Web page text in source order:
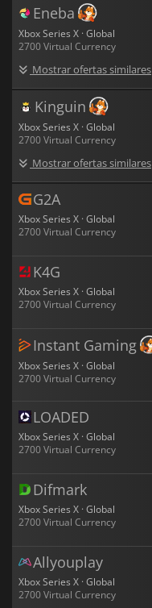
Eneba
Xbox Series X · Global
2700 Virtual Currency
Mostrar ofertas similares
Kinguin
Xbox Series X · Global
2700 Virtual Currency
Mostrar ofertas similares
G2A
Xbox Series X · Global
2700 Virtual Currency
K4G
Xbox Series X · Global
2700 Virtual Currency
Instant Gaming
Xbox Series X · Global
2700 Virtual Currency
LOADED
Xbox Series X · Global
2700 Virtual Currency
Difmark
Xbox Series X · Global
2700 Virtual Currency
Allyouplay
Xbox Series X · Global
2700 Virtual Currency